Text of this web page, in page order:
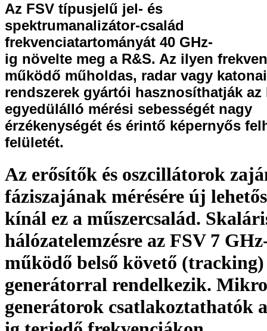
Az FSV típusjelű jel- és
spektrumanalizátor-család
frekvenciatartományát 40 GHz-
ig növelte meg a R&S. Az ilyen
működő műholdas, radar vagy
rendszerek gyártói hasznosíthatják az
egyedülálló mérési sebességét nagy
érzékenységét és érintő képernyős
felületét.
Az erősítők és oszcillátorok
fáziszajának mérésére új
kínál ez a műszercsalád.
hálózatelemzésre az FSV 7
működő belső követő (tracking)
generátorral rendelkezik.
generátorok csatlakoztathatók